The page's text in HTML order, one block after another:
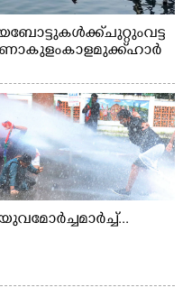
ചുറ്റും വട്ട
കാളമുക്ക് ഹാർ